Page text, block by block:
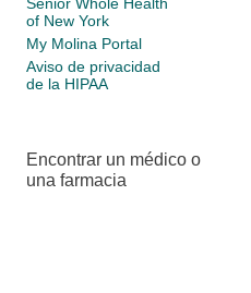
of New York
My Molina Portal
Aviso de privacidad
de la HIPAA
Encontrar un médico o
una farmacia